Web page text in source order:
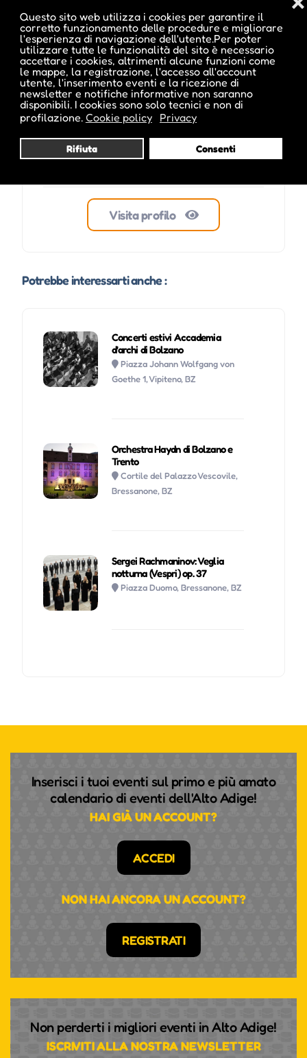
Questo sito web utilizza i cookies per garantire il
corretto funzionamento delle procedure e migliorare
l'esperienza di navigazione dell'utente.Per poter
utilizzare tutte le funzionalità del sito è necessario
accettare i cookies, altrimenti alcune funzioni come
le mappe, la registrazione, l'accesso all'account
utente, l'inserimento eventi e la ricezione di
newsletter e notifiche informative non saranno
disponibili. I cookies sono solo tecnici e non di
profilazione. Cookie policy Privacy
Rifiuta Consenti
tvsterzing
Visita profilo
Potrebbe interessarti anche :
Concerti estivi Accademia
d'archi di Bolzano
Piazza Johann Wolfgang von
Goethe 1, Vipiteno, BZ
Orchestra Haydn di Bolzano e
Trento
Cortile del Palazzo Vescovile,
Bressanone, BZ
Sergei Rachmaninov: Veglia
notturna (Vespri) op. 37
Piazza Duomo, Bressanone, BZ
Inserisci i tuoi eventi sul primo e più amato
calendario di eventi dell'Alto Adige!
HAI GIÀ UN ACCOUNT?
ACCEDI
NON HAI ANCORA UN ACCOUNT?
REGISTRATI
Non perderti i migliori eventi in Alto Adige!
ISCRIVITI ALLA NOSTRA NEWSLETTER